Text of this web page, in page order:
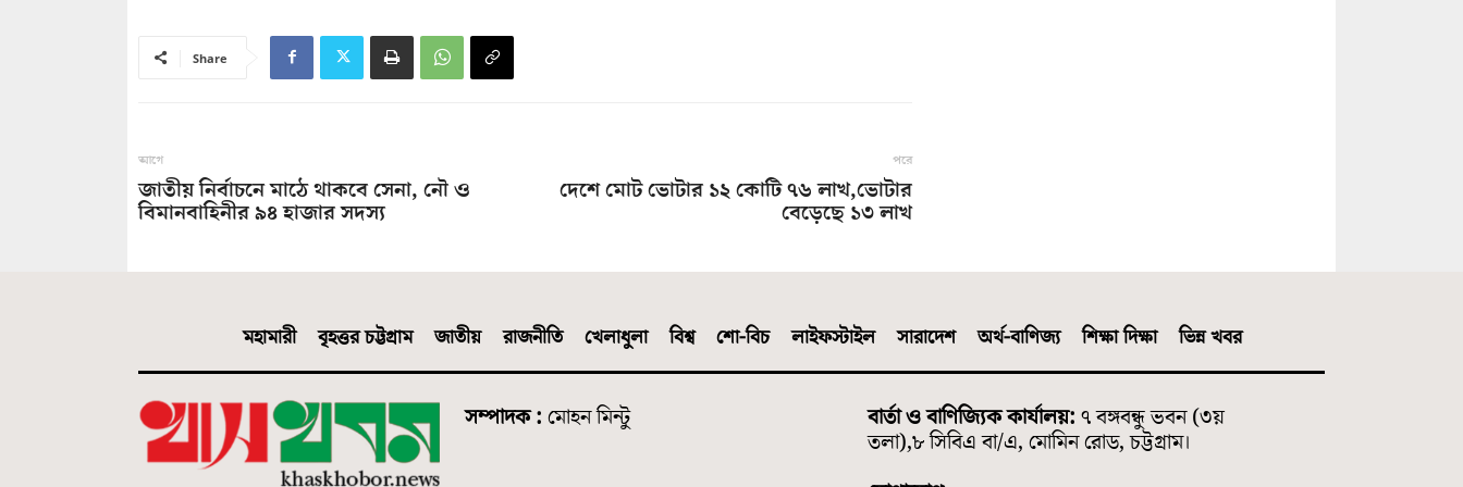
Share
আগে
জাতীয় নির্বাচনে মাঠে থাকবে সেনা, নৌ ও
বিমানবাহিনীর ৯৪ হাজার সদস্য
পরে
দেশে মোট ভোটার ১২ কোটি ৭৬ লাখ,ভোটার
বেড়েছে ১৩ লাখ
মহামারী বৃহত্তর চট্টগ্রাম জাতীয় রাজনীতি খেলাধুলা বিশ্ব শো-বিচ লাইফস্টাইল সারাদেশ অর্থ-বাণিজ্য শিক্ষা দিক্ষা ভিন্ন খবর
সম্পাদক : মোহন মিন্টু বার্তা ও বাণিজ্যিক কার্যালয়: ৭ বঙ্গবন্ধু ভবন (৩য়
তলা),৮ সিবিএ বা/এ, মোমিন রোড, চট্টগ্রাম।